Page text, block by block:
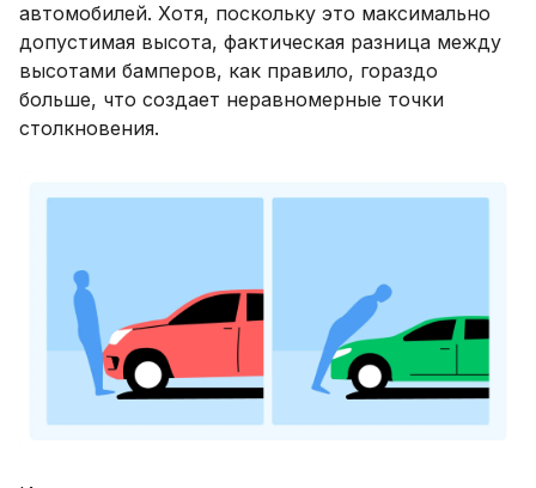
автомобилей. Хотя, поскольку это максимально
допустимая высота, фактическая разница между
высотами бамперов, как правило, гораздо
больше, что создает неравномерные точки
столкновения.